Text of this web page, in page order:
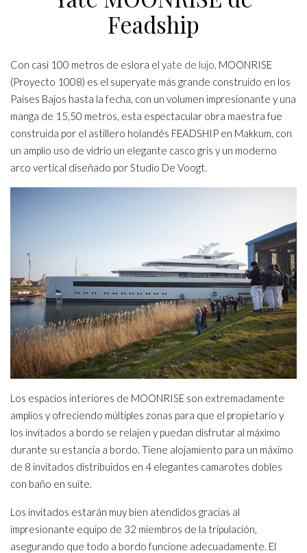
Feadship
Con casi 100 metros de eslora el yate de lujo, MOONRISE
(Proyecto 1008) es el superyate más grande construido en los
Países Bajos hasta la fecha, con un volumen impresionante y una
manga de 15,50 metros, esta espectacular obra maestra fue
construida por el astillero holandés FEADSHIP en Makkum, con
un amplio uso de vidrio un elegante casco gris y un moderno
arco vertical diseñado por Studio De Voogt.
Los espacios interiores de MOONRISE son extremadamente
amplios y ofreciendo múltiples zonas para que el propietario y
los invitados a bordo se relajen y puedan disfrutar al máximo
durante su estancia a bordo. Tiene alojamiento para un máximo
de 8 invitados distribuidos en 4 elegantes camarotes dobles
con baño en suite.
Los invitados estarán muy bien atendidos gracias al
impresionante equipo de 32 miembros de la tripulación,
asegurando que todo a bordo funcione adecuadamente. El